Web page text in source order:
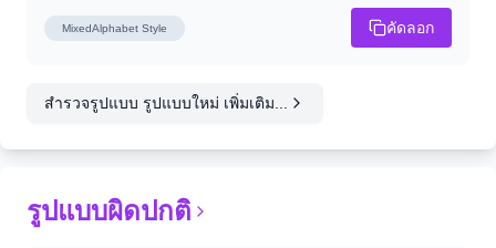
MixedAlphabet Style คัดลอก
สำรวจรูปแบบ รูปแบบใหม่ เพิ่มเติม...
รูปแบบผิดปกติ